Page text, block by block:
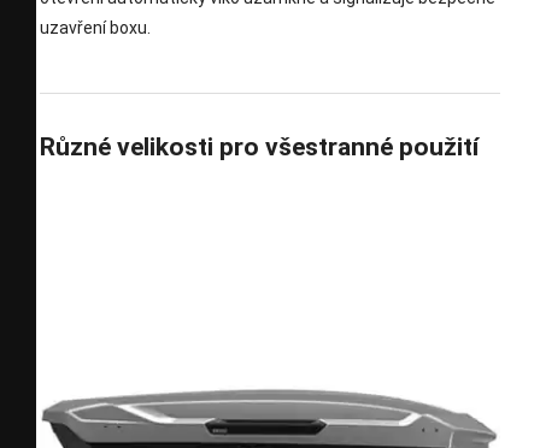
uzavření boxu.
Různé velikosti pro všestranné použití